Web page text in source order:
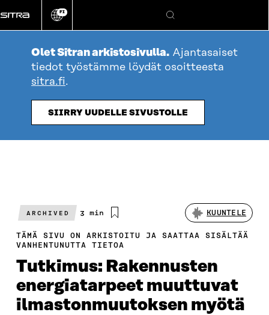
suoraan
sisältöön
Vaihda
kieli
FI
Hae
Olet Sitran arkistosivulla. Ajantasaiset
tiedot työstämme löydät osoitteesta
sitra.fi.
SIIRRY UUDELLE SIVUSTOLLE
ARCHIVED
Arvioitu
3 min KUUNTELE
TÄMÄ SIVU ON ARKISTOITU JA SAATTAA SISÄLTÄÄ
VANHENTUNUTTA TIETOA
Tutkimus: Rakennusten
energiatarpeet muuttuvat
ilmastonmuutoksen myötä